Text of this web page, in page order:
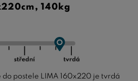
140kg
do postele LIMA 160x220 je tvrdá